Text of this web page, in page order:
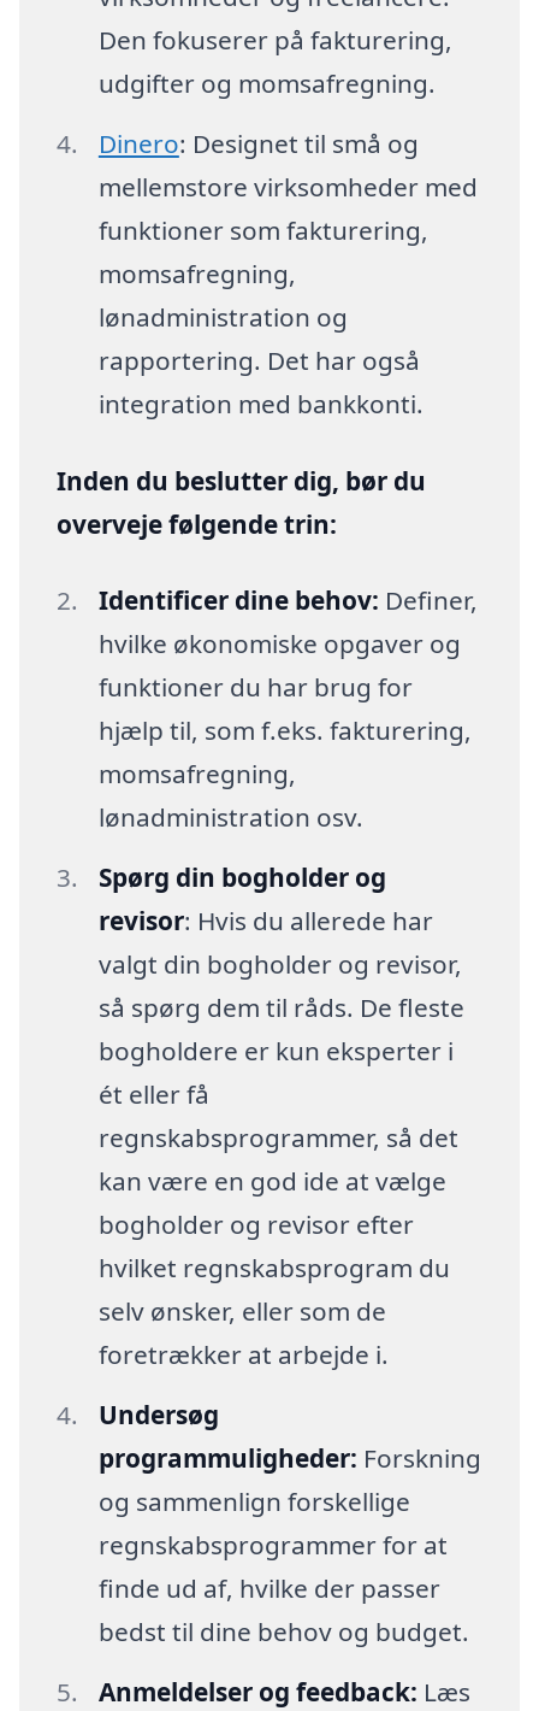
Den fokuserer på fakturering,
udgifter og momsafregning.
Dinero: Designet til små og
mellemstore virksomheder med
funktioner som fakturering,
momsafregning,
lønadministration og
rapportering. Det har også
integration med bankkonti.
Inden du beslutter dig, bør du
overveje følgende trin:
Identificer dine behov: Definer,
hvilke økonomiske opgaver og
funktioner du har brug for
hjælp til, som f.eks. fakturering,
momsafregning,
lønadministration osv.
Spørg din bogholder og
revisor: Hvis du allerede har
valgt din bogholder og revisor,
så spørg dem til råds. De fleste
bogholdere er kun eksperter i
ét eller få
regnskabsprogrammer, så det
kan være en god ide at vælge
bogholder og revisor efter
hvilket regnskabsprogram du
selv ønsker, eller som de
foretrækker at arbejde i.
Undersøg
programmuligheder: Forskning
og sammenlign forskellige
regnskabsprogrammer for at
finde ud af, hvilke der passer
bedst til dine behov og budget.
Anmeldelser og feedback: Læs